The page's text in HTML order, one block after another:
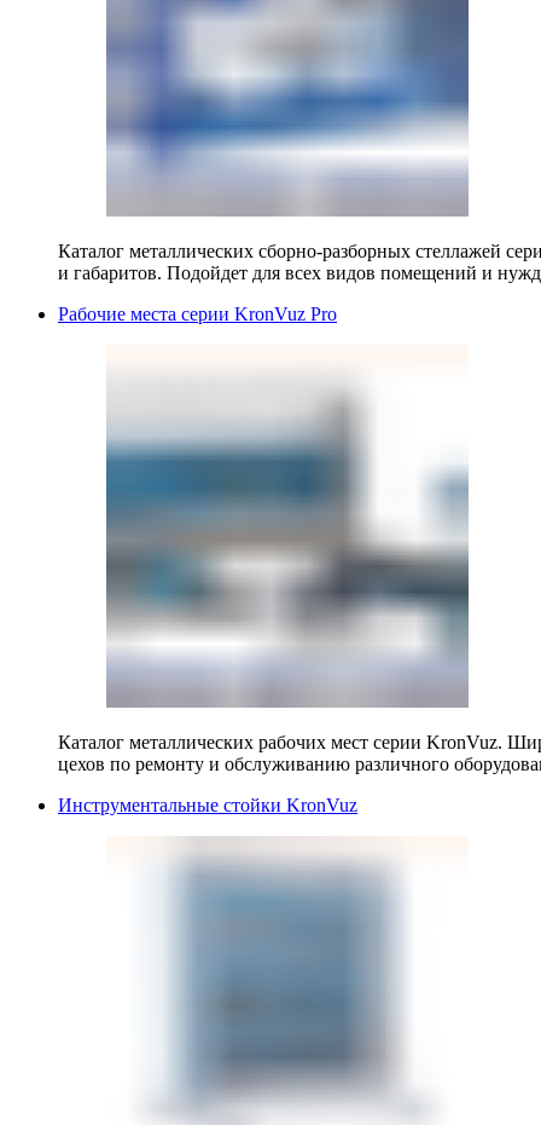
Каталог металлических сборно-разборных стеллажей
и габаритов. Подойдет для всех видов помещений и
Рабочие места серии KronVuz Pro
Каталог металлических рабочих мест серии KronVuz.
цехов по ремонту и обслуживанию различного
Инструментальные стойки KronVuz